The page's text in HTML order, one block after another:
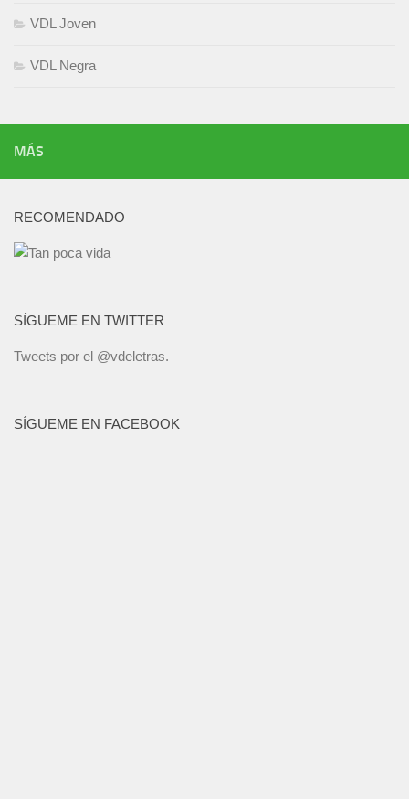
VDL Joven
VDL Negra
MÁS
RECOMENDADO
SÍGUEME EN TWITTER
Tweets por el @vdeletras.
SÍGUEME EN FACEBOOK